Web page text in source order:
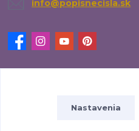
info@popisnecisla.sk
Upravit
Nastavenia